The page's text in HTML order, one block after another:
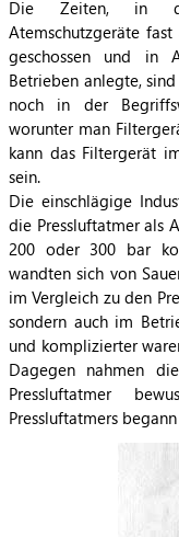
Die Zeiten, in
Atemschutzgeräte
geschossen und in
Betrieben anlegte,
noch in der
worunter man
kann das Filtergerät
sein.
Die einschlägige
die Pressluftatmer als
200 oder 300 bar
wandten sich von
im Vergleich zu den
sondern auch im
und komplizierter
Dagegen nahmen
Pressluftatmer
Pressluftatmers